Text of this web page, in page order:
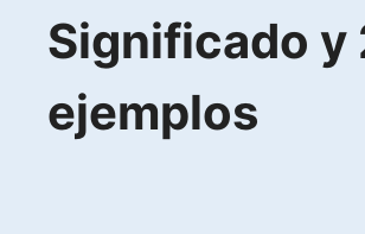
Significado y
ejemplos